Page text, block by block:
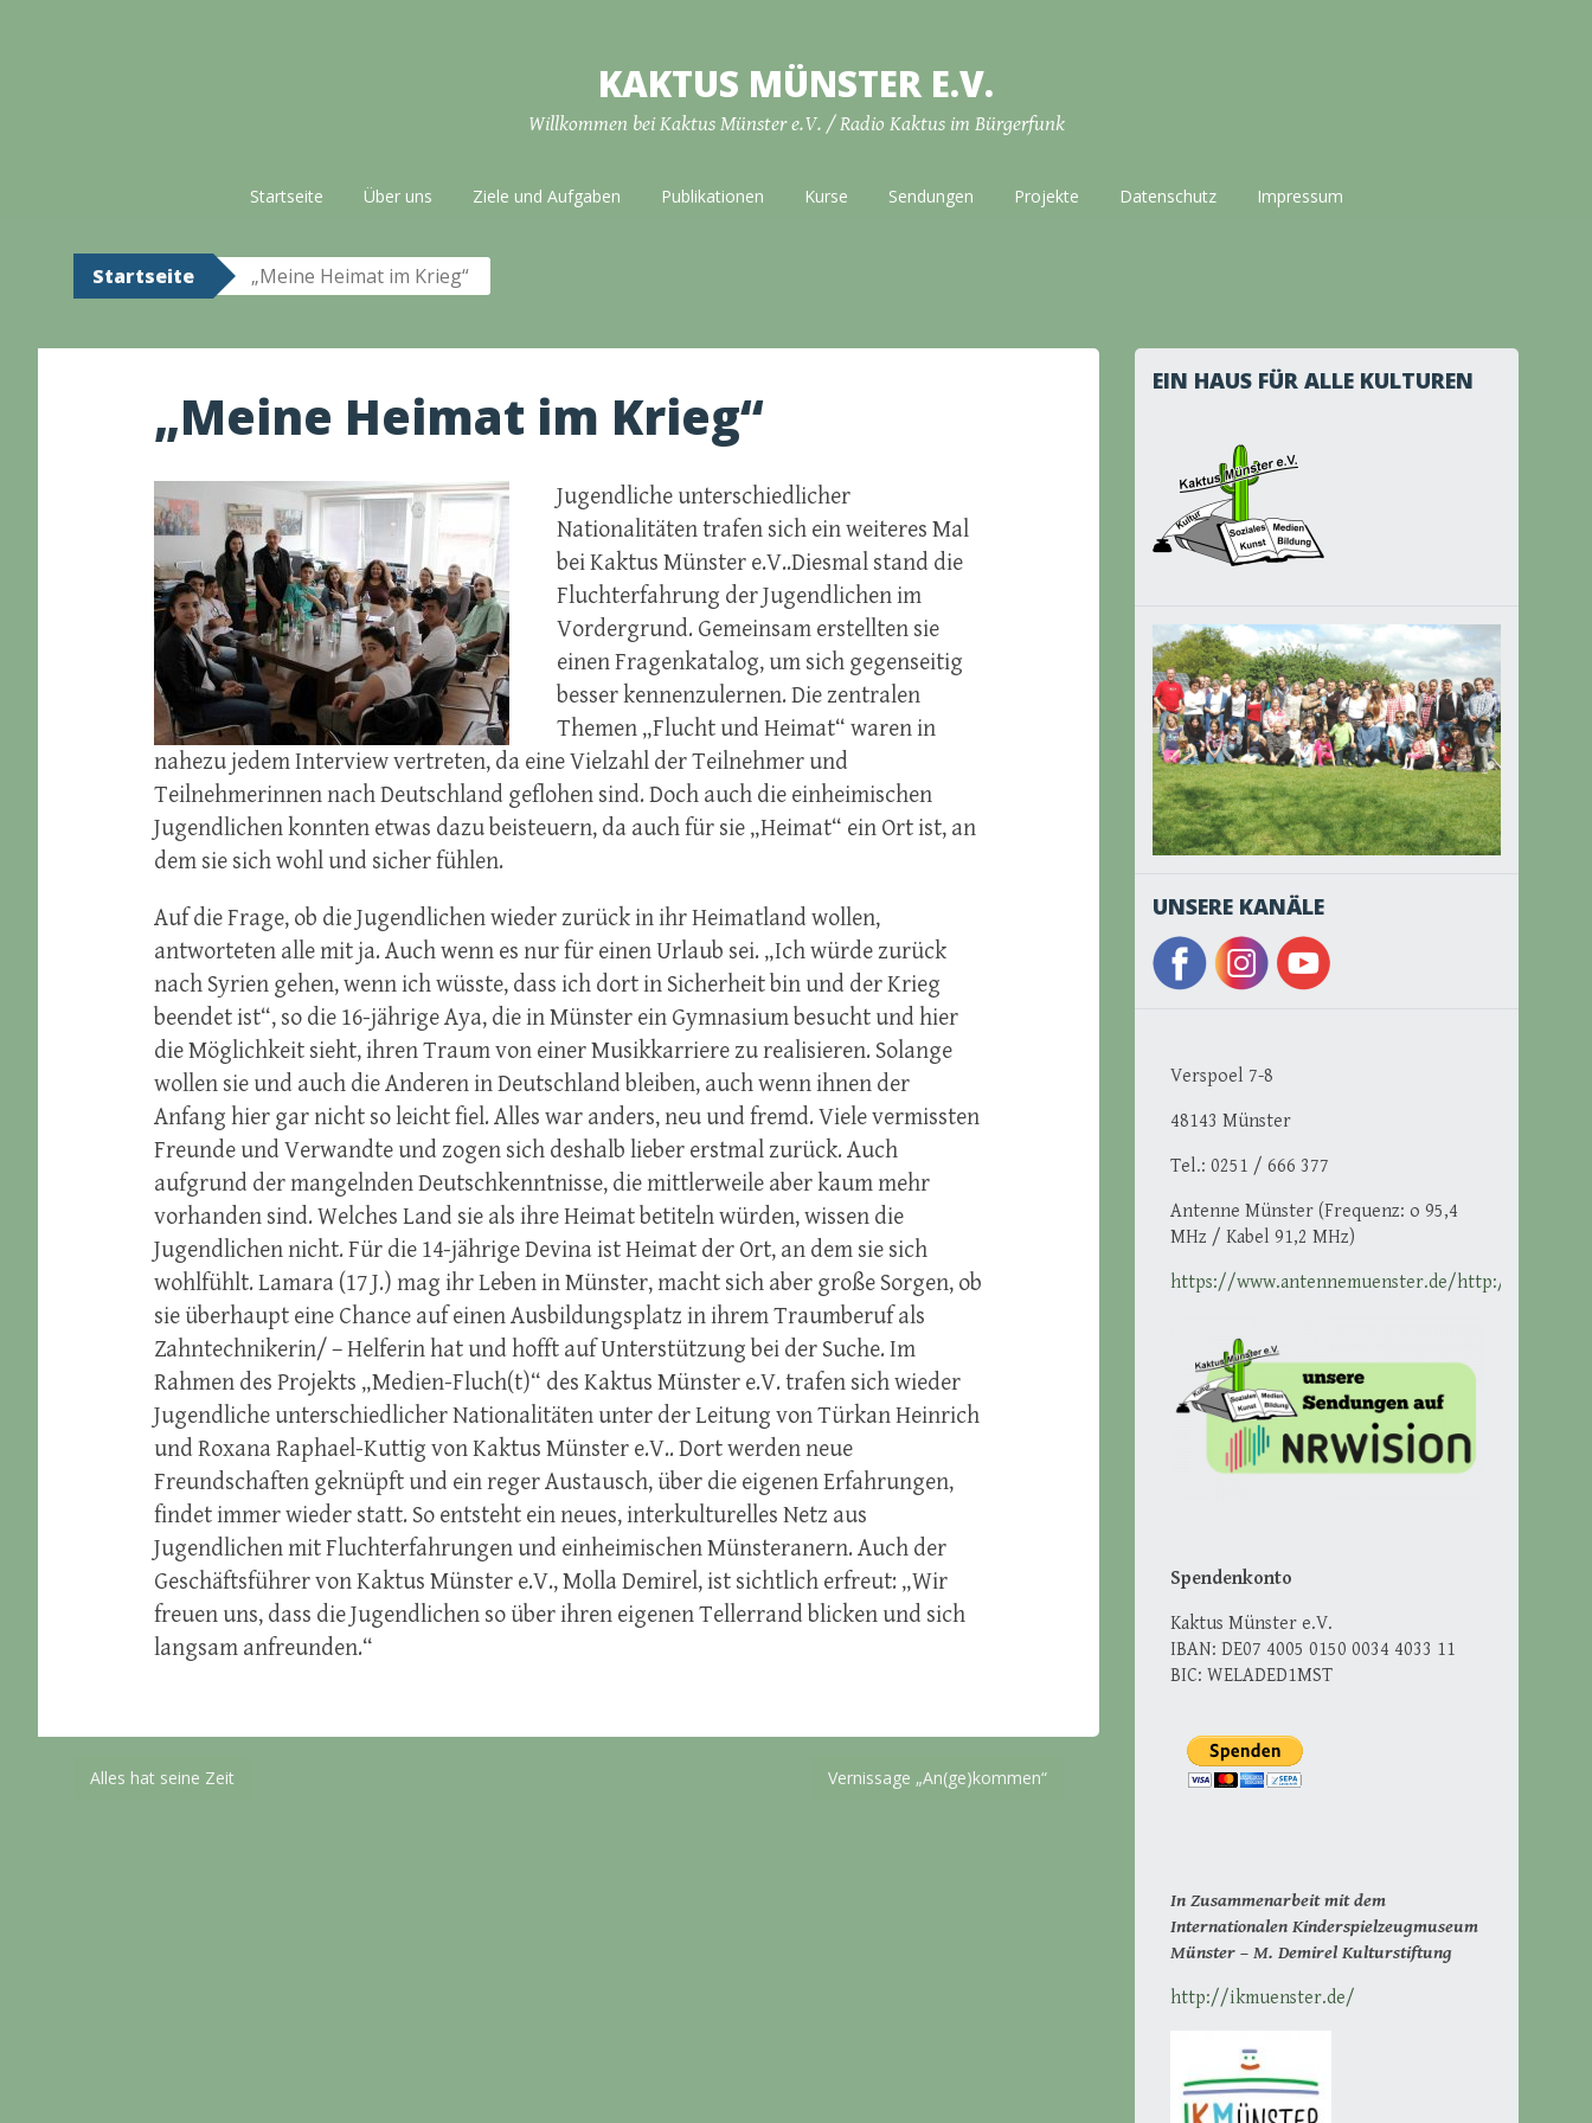
KAKTUS MÜNSTER E.V.
Willkommen bei Kaktus Münster e.V. / Radio Kaktus im Bürgerfunk
Startseite Über uns Ziele und Aufgaben Publikationen Kurse Sendungen Projekte Datenschutz Impressum
Startseite „Meine Heimat im Krieg“
„Meine Heimat im Krieg“
Jugendliche unterschiedlicher
Nationalitäten trafen sich ein weiteres Mal
bei Kaktus Münster e.V..Diesmal stand die
Fluchterfahrung der Jugendlichen im
Vordergrund. Gemeinsam erstellten sie
einen Fragenkatalog, um sich gegenseitig
besser kennenzulernen. Die zentralen
Themen „Flucht und Heimat“ waren in
nahezu jedem Interview vertreten, da eine Vielzahl der Teilnehmer und
Teilnehmerinnen nach Deutschland geflohen sind. Doch auch die einheimischen
Jugendlichen konnten etwas dazu beisteuern, da auch für sie „Heimat“ ein Ort ist, an
dem sie sich wohl und sicher fühlen.
Auf die Frage, ob die Jugendlichen wieder zurück in ihr Heimatland wollen,
antworteten alle mit ja. Auch wenn es nur für einen Urlaub sei. „Ich würde zurück
nach Syrien gehen, wenn ich wüsste, dass ich dort in Sicherheit bin und der Krieg
beendet ist“, so die 16-jährige Aya, die in Münster ein Gymnasium besucht und hier
die Möglichkeit sieht, ihren Traum von einer Musikkarriere zu realisieren. Solange
wollen sie und auch die Anderen in Deutschland bleiben, auch wenn ihnen der
Anfang hier gar nicht so leicht fiel. Alles war anders, neu und fremd. Viele vermissten
Freunde und Verwandte und zogen sich deshalb lieber erstmal zurück. Auch
aufgrund der mangelnden Deutschkenntnisse, die mittlerweile aber kaum mehr
vorhanden sind. Welches Land sie als ihre Heimat betiteln würden, wissen die
Jugendlichen nicht. Für die 14-jährige Devina ist Heimat der Ort, an dem sie sich
wohlfühlt. Lamara (17 J.) mag ihr Leben in Münster, macht sich aber große Sorgen, ob
sie überhaupt eine Chance auf einen Ausbildungsplatz in ihrem Traumberuf als
Zahntechnikerin/ – Helferin hat und hofft auf Unterstützung bei der Suche. Im
Rahmen des Projekts „Medien-Fluch(t)“ des Kaktus Münster e.V. trafen sich wieder
Jugendliche unterschiedlicher Nationalitäten unter der Leitung von Türkan Heinrich
und Roxana Raphael-Kuttig von Kaktus Münster e.V.. Dort werden neue
Freundschaften geknüpft und ein reger Austausch, über die eigenen Erfahrungen,
findet immer wieder statt. So entsteht ein neues, interkulturelles Netz aus
Jugendlichen mit Fluchterfahrungen und einheimischen Münsteranern. Auch der
Geschäftsführer von Kaktus Münster e.V., Molla Demirel, ist sichtlich erfreut: „Wir
freuen uns, dass die Jugendlichen so über ihren eigenen Tellerrand blicken und sich
langsam anfreunden.“
Beitragsnavigation
Alles hat seine Zeit Vernissage „An(ge)kommen“
EIN HAUS FÜR ALLE KULTUREN
UNSERE KANÄLE
Verspoel 7-8
48143 Münster
Tel.: 0251 / 666 377
Antenne Münster (Frequenz: o 95,4
MHz / Kabel 91,2 MHz)
https://www.antennemuenster.de/http://
Spendenkonto
Kaktus Münster e.V.
IBAN: DE07 4005 0150 0034 4033 11
BIC: WELADED1MST
In Zusammenarbeit mit dem
Internationalen Kinderspielzeugmuseum
Münster – M. Demirel Kulturstiftung
http://ikmuenster.de/